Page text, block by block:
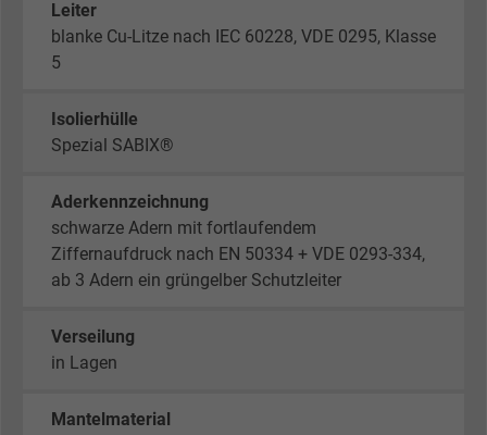
Leiter
blanke Cu-Litze nach IEC 60228, VDE 0295, Klasse
5
Isolierhülle
Spezial SABIX®
Aderkennzeichnung
schwarze Adern mit fortlaufendem
Ziffernaufdruck nach EN 50334 + VDE 0293-334,
ab 3 Adern ein grüngelber Schutzleiter
Verseilung
in Lagen
Mantelmaterial